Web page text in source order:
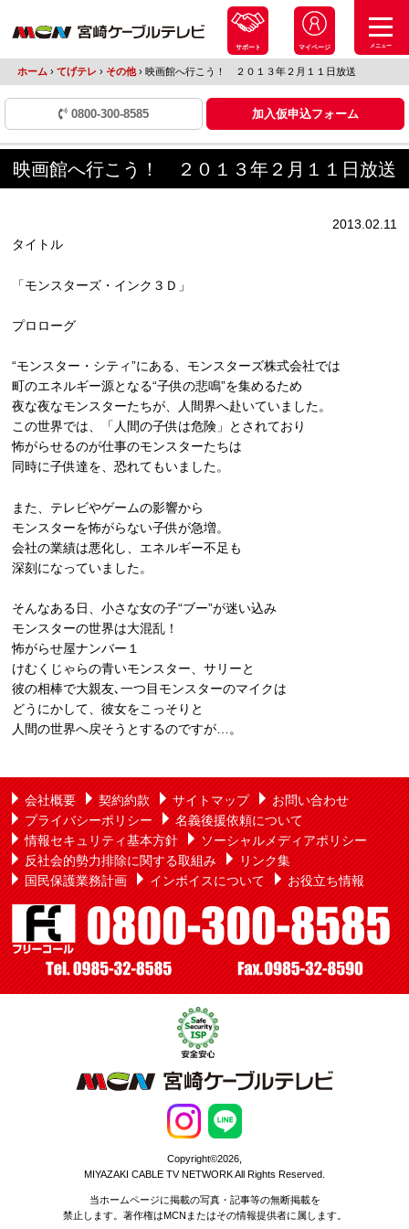
サポート マイページ メニュー
ホーム › てげテレ › その他 ›映画館へ行こう！ ２０１３年２月１１日放送
0800-300-8585 加入仮申込フォーム
映画館へ行こう！ ２０１３年２月１１日放送
2013.02.11
タイトル
「モンスターズ・インク３Ｄ」
プロローグ
“モンスター・シティ”にある、モンスターズ株式会社では
町のエネルギー源となる“子供の悲鳴”を集めるため
夜な夜なモンスターたちが、人間界へ赴いていました。
この世界では、「人間の子供は危険」とされており
怖がらせるのが仕事のモンスターたちは
同時に子供達を、恐れてもいました。
また、テレビやゲームの影響から
モンスターを怖がらない子供が急増。
会社の業績は悪化し、エネルギー不足も
深刻になっていました。
そんなある日、小さな女の子“ブー”が迷い込み
モンスターの世界は大混乱！
怖がらせ屋ナンバー１
けむくじゃらの青いモンスター、サリーと
彼の相棒で大親友､一つ目モンスターのマイクは
どうにかして、彼女をこっそりと
人間の世界へ戻そうとするのですが…。
会社概要 契約約款 サイトマップ
お問い合わせ
プライバシーポリシー
名義後援依頼について
情報セキュリティ基本方針
ソーシャルメディアポリシー
反社会的勢力排除に関する取組み
リンク集
国民保護業務計画
インボイスについて お役立ち情報
Copyright©2026,
MIYAZAKI CABLE TV NETWORK All Rights Reserved.
当ホームページに掲載の写真・記事等の無断掲載を
禁止します。著作権はMCNまたはその情報提供者に属します。